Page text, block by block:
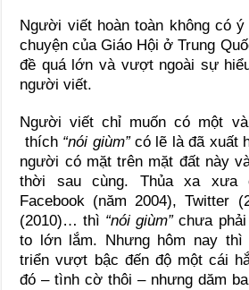
Người viết hoàn toàn không có ý
chuyện của Giáo Hội ở Trung
đề quá lớn và vượt ngoài sự
người viết.
Người viết chỉ muốn có một
thích “nói giùm” có lẽ là đã xuất
người có mặt trên mặt đất này
thời sau cùng. Thủa xa xưa
Facebook (năm 2004), Twitter
(2010)… thì “nói giùm”chưa phải
to lớn lắm. Nhưng hôm nay thì
triển vượt bậc đến độ một cái
đó – tình cờ thôi – nhưng dăm